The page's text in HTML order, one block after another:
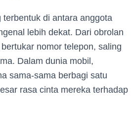
di antara anggota
lebih dekat. Dari obrolan
nomor telepon, saling
Dalam dunia mobil,
sama-sama berbagi satu
rasa cinta mereka terhadap